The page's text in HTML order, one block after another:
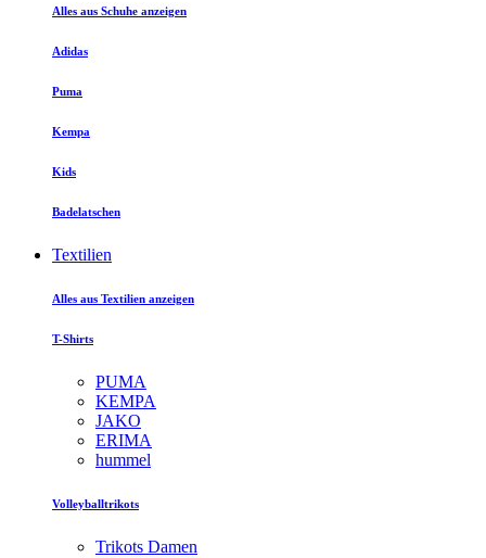
Alles aus Schuhe anzeigen
Adidas
Puma
Kempa
Kids
Badelatschen
Textilien
Alles aus Textilien anzeigen
T-Shirts
PUMA
KEMPA
JAKO
ERIMA
hummel
Volleyballtrikots
Trikots Damen